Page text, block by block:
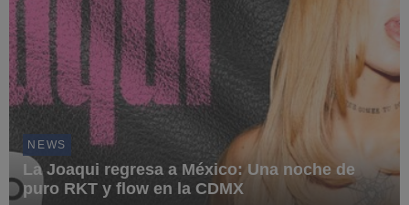
NEWS
La Joaqui regresa a México: Una noche de
puro RKT y flow en la CDMX